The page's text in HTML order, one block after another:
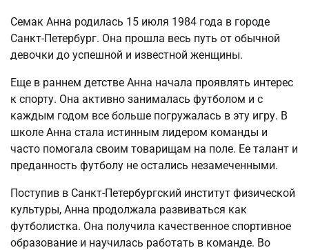
Семак Анна родилась 15 июля 1984 года в городе
Санкт-Петербург. Она прошла весь путь от обычной
девочки до успешной и известной женщины.
Еще в раннем детстве Анна начала проявлять интерес
к спорту. Она активно занималась футболом и с
каждым годом все больше погружалась в эту игру. В
школе Анна стала истинным лидером команды и
часто помогала своим товарищам на поле. Ее талант и
преданность футболу не остались незамеченными.
Поступив в Санкт-Петербургский институт физической
культуры, Анна продолжала развиваться как
футболистка. Она получила качественное спортивное
образование и научилась работать в команде. Во